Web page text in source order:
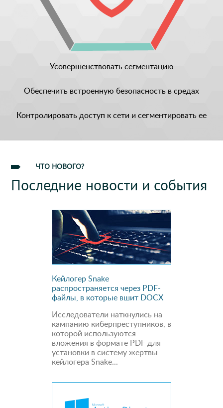
Усовершенствовать сегментацию
Обеспечить встроенную безопасность в средах
Контролировать доступ к сети и сегментировать ее
ЧТО НОВОГО?
Последние новости и события
Кейлогер Snake
распространяется через PDF-
файлы, в которые вшит DOCX
Исследователи наткнулись на
кампанию киберпреступников, в
которой используются
вложения в формате PDF для
установки в систему жертвы
кейлогера Snake...